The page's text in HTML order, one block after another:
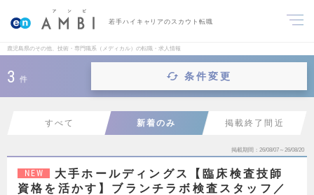
若手ハイキャリアのスカウト転職
鹿児島県のその他、技術・専門職系（メディカル）の転職・求人情報
3 件 条件変更
すべて 新着のみ 掲載終了間近
掲載期間 26/08/07～26/08/20
NEW
大手ホールディングス【臨床検査技師
資格を活かす】ブランチラボ検査スタッフ／